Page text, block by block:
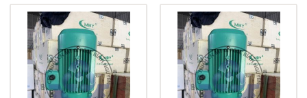
out
of
5
out
of
5